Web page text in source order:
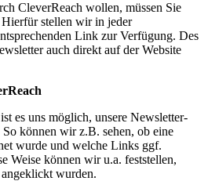
CleverReach wollen, müssen Sie
stellen wir in jeder
Link zur Verfügung. Des
auch direkt auf der Website
es uns möglich, unsere Newsletter-
können wir z.B. sehen, ob eine
wurde und welche Links ggf.
Weise können wir u.a. feststellen,
wurden.